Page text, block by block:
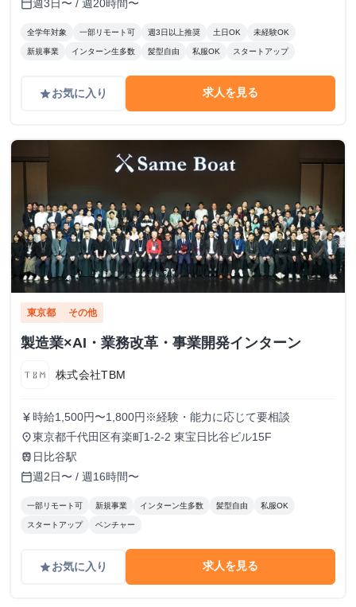
calendar_today週3日〜 / 週20時間〜
全学年対象 一部リモート可 週3日以上推奨 土日OK 未経験OK
新規事業 インターン生多数 髪型自由 私服OK スタートアップ
gradeお気に入り 求人を見る
東京都 その他
製造業×AI・業務改革・事業開発インターン
株式会社TBM
currency_yen 時給1,500円〜1,800円※経験・能力に応じて要相談
place東京都千代田区有楽町1-2-2 東宝日比谷ビル15F
train 日比谷駅
calendar_today週2日〜 / 週16時間〜
一部リモート可 新規事業 インターン生多数 髪型自由 私服OK
スタートアップ ベンチャー
gradeお気に入り 求人を見る